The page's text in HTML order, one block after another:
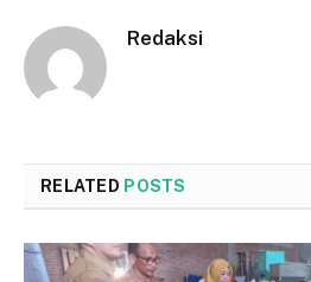
Redaksi
RELATED POSTS